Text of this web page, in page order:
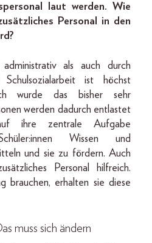
laut werden. Wie
Personal in den
als auch durch
Schulsozialarbeit ist höchst
wurde das bisher sehr
werden dadurch entlastet
ihre zentrale Aufgabe
Wissen und
und sie zu fördern. Auch
Personal hilfreich.
brauchen, erhalten sie diese
muss sich ändern